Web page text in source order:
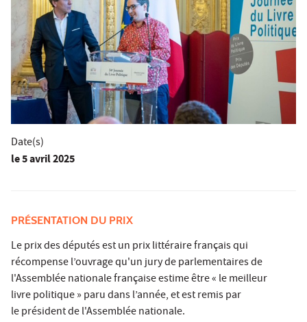
Date(s)
le5 avril 2025
PRÉSENTATION DU PRIX
Le prix des députés est un prix littéraire français qui
récompense l’ouvrage qu'un jury de parlementaires de
l'Assemblée nationale française estime être « le meilleur
livre politique » paru dans l’année, et est remis par
le président de l'Assemblée nationale.